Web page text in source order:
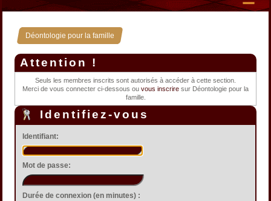
Déontologie pour la famille
Attention !
Seuls les membres inscrits sont autorisés à accéder à cette section.
Merci de vous connecter ci-dessous ou vous inscrire sur Déontologie pour la
famille.
Identifiez-vous
Identifiant:
Mot de passe:
Durée de connexion (en minutes) :